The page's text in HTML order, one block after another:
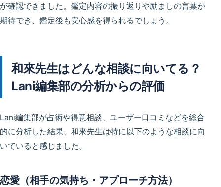
が確認できました。鑑定内容の振り返りや励ましの言葉が
期待でき、鑑定後も安心感を得られるでしょう。
和來先生はどんな相談に向いてる？
Lani編集部の分析からの評価
Lani編集部が占術や得意相談、ユーザー口コミなどを総合
的に分析した結果、和來先生は特に以下のような相談に向
いていると感じました。
恋愛（相手の気持ち・アプローチ方法）